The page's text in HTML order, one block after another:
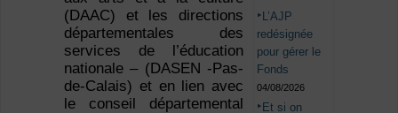
(DAAC) et les directions
départementales des
services de l’éducation
nationale – (DASEN -Pas-
de-Calais) et en lien avec
le conseil départemental
L’AJP
redésignée
pour gérer le
Fonds
04/08/2026
Et si on